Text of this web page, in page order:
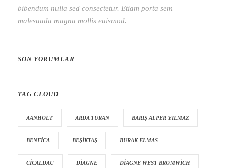
bibendum nulla sed consectetur. Etiam porta sem
malesuada magna mollis euismod.
SON YORUMLAR
TAG CLOUD
AANHOLT ARDA TURAN BARIŞ ALPER YILMAZ
BENFICA BEŞIKTAŞ BURAK ELMAS
CICALDAU DIAGNE DIAGNE WEST BROMWICH